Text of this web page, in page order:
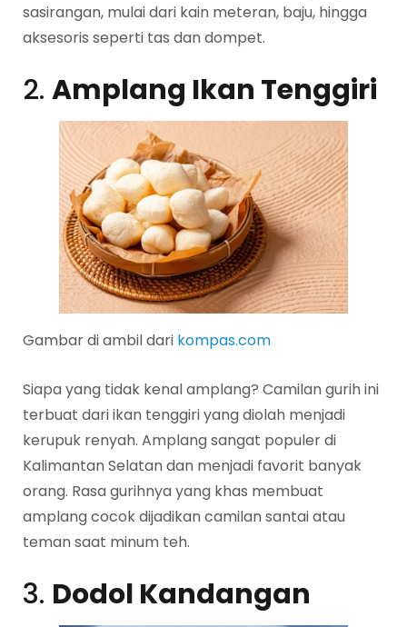
sasirangan, mulai dari kain meteran, baju, hingga
aksesoris seperti tas dan dompet.
2. Amplang Ikan Tenggiri
Gambar di ambil dari kompas.com
Siapa yang tidak kenal amplang? Camilan gurih ini
terbuat dari ikan tenggiri yang diolah menjadi
kerupuk renyah. Amplang sangat populer di
Kalimantan Selatan dan menjadi favorit banyak
orang. Rasa gurihnya yang khas membuat
amplang cocok dijadikan camilan santai atau
teman saat minum teh.
3. Dodol Kandangan